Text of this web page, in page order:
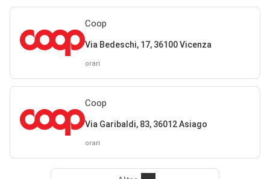
Coop
Via Bedeschi, 17, 36100 Vicenza
orari
Coop
Via Garibaldi, 83, 36012 Asiago
orari